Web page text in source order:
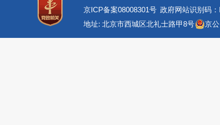
京ICP备案08008301号 政府网站识别码
地址: 北京市西城区北礼士路甲8号
京